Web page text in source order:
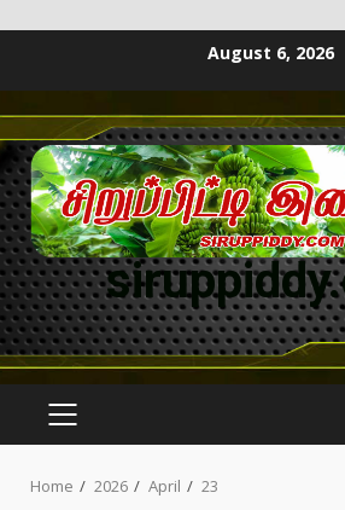
August 6, 2026
Home 2026 April 23